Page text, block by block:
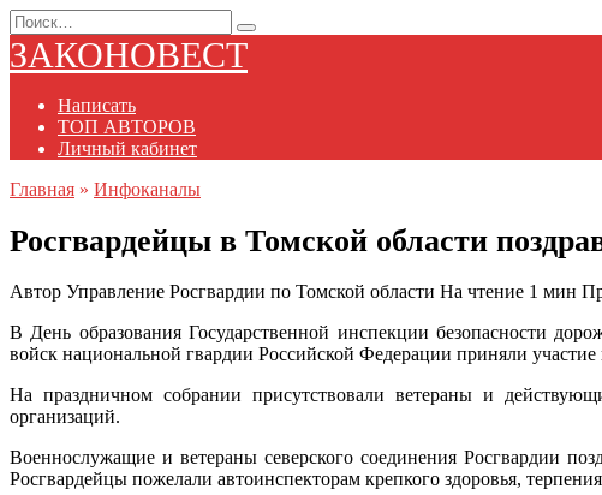
Перейти
к
содержанию
Search
for:
ЗАКОНОВЕСТ
Написать
ТОП АВТОРОВ
Личный кабинет
Главная » Инфоканалы
Росгвардейцы в Томской области
Автор Управление Росгвардии по Томской области На чтение 1 мин
В День образования Государственной инспекции безопасности
войск национальной гвардии Российской Федерации приняли
На праздничном собрании присутствовали ветераны и
организаций.
Военнослужащие и ветераны северского соединения Росгвардии
Росгвардейцы пожелали автоинспекторам крепкого здоровья,